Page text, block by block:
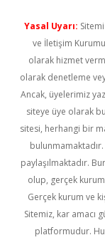
Yasal Uyarı:
ve İletişim
olarak hizmet
olarak denetleme
Ancak, üyelerimiz
siteye üye olarak
sitesi, herhangi bir
bulunmamaktadır.
paylaşılmaktadır.
olup, gerçek
Gerçek kurum ve
Sitemiz, kar amacı
platformudur.